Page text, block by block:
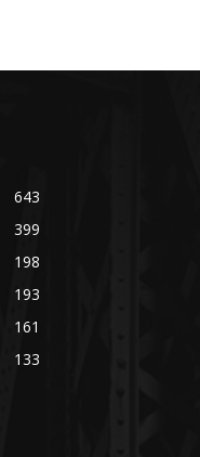
643
399
198
193
161
133